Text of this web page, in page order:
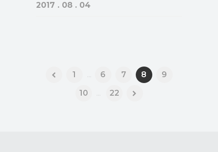
2017 . 08 . 04
1 ... 6 7 8
9
10
... 22